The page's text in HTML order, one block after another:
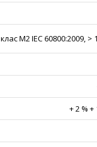
клас M2 IEC 60800:2009,
+ 2 %